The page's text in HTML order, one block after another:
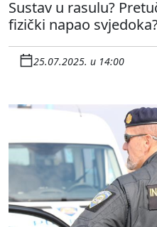
Sustav u rasulu?
fizički napao
25.07.2025. u 14:00